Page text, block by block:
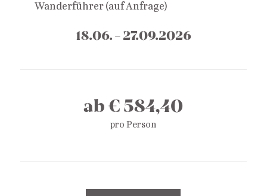
Wanderführer (auf Anfrage)
18.06. – 27.09.2026
ab € 584,40
pro Person